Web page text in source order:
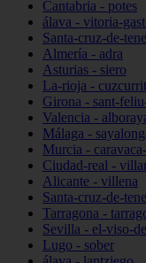
Cantabria - potes
álava - vitoria-
Santa-cruz-de-
Almería - adra
Asturias - siero
La-rioja -
Girona - sant-
Valencia -
Málaga -
Murcia -
Ciudad-real -
Alicante - villena
Santa-cruz-de-
Tarragona -
Sevilla - el-viso-
Lugo - sober